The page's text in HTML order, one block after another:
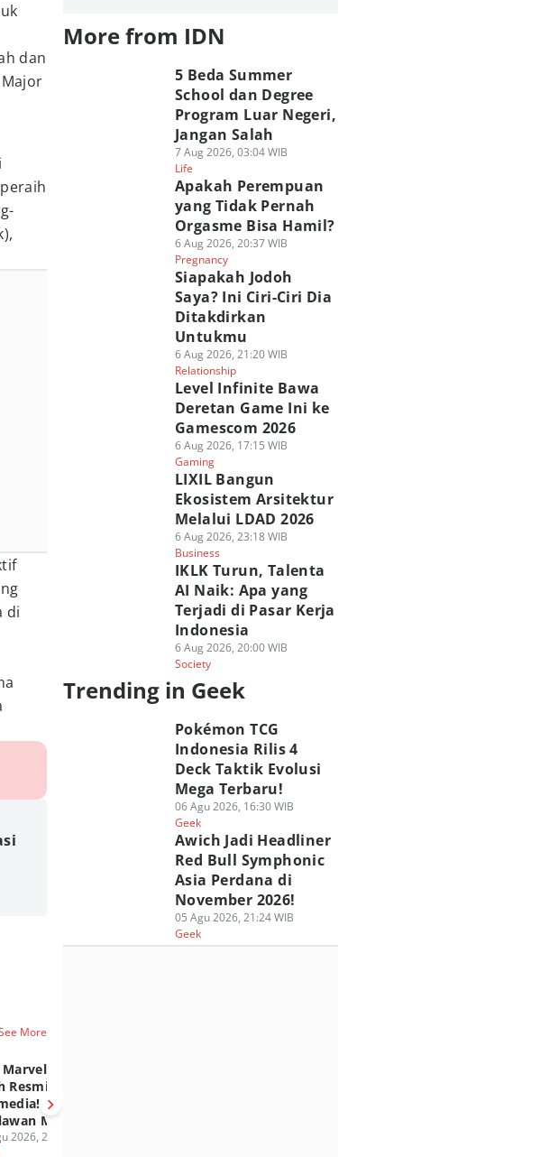
dan
di
More
Marvel Hero
Resmi Hadir di
Brewek
Marvel!
2026, 21:05 WIB
More from IDN
5 Beda Summer
School dan Degree
Program Luar Negeri,
Jangan Salah
7 Aug 2026, 03:04 WIB
Life
Apakah Perempuan
yang Tidak Pernah
Orgasme Bisa Hamil?
6 Aug 2026, 20:37 WIB
Pregnancy
Siapakah Jodoh
Saya? Ini Ciri-Ciri Dia
Ditakdirkan
Untukmu
6 Aug 2026, 21:20 WIB
Relationship
Level Infinite Bawa
Deretan Game Ini ke
Gamescom 2026
6 Aug 2026, 17:15 WIB
Gaming
LIXIL Bangun
Ekosistem Arsitektur
Melalui LDAD 2026
6 Aug 2026, 23:18 WIB
Business
IKLK Turun, Talenta
AI Naik: Apa yang
Terjadi di Pasar Kerja
Indonesia
6 Aug 2026, 20:00 WIB
Society
Trending in Geek
Pokémon TCG
Indonesia Rilis 4
Deck Taktik Evolusi
Mega Terbaru!
06 Agu 2026, 16:30 WIB
Geek
Awich Jadi Headliner
Red Bull Symphonic
Asia Perdana di
November 2026!
05 Agu 2026, 21:24 WIB
Geek